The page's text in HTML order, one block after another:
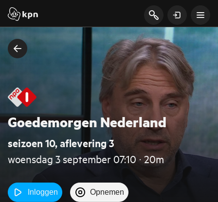
Goedemorgen Nederland
seizoen 10, aflevering 3
woensdag 3 september 07:10 ‧ 20m
Inloggen Opnemen